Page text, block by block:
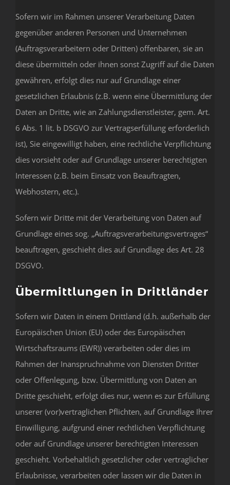
Sofern wir im Rahmen unserer Verarbeitung Daten
gegenüber anderen Personen und Unternehmen
(Auftragsverarbeitern oder Dritten) offenbaren, sie an
diese übermitteln oder ihnen sonst Zugriff auf die Daten
gewähren, erfolgt dies nur auf Grundlage einer
gesetzlichen Erlaubnis (z.B. wenn eine Übermittlung der
Daten an Dritte, wie an Zahlungsdienstleister, gem. Art.
6 Abs. 1 lit. b DSGVO zur Vertragserfüllung erforderlich
ist), Sie eingewilligt haben, eine rechtliche Verpflichtung
dies vorsieht oder auf Grundlage unserer berechtigten
Interessen (z.B. beim Einsatz von Beauftragten,
Webhostern, etc.).
Sofern wir Dritte mit der Verarbeitung von Daten auf
Grundlage eines sog. „Auftragsverarbeitungsvertrages“
beauftragen, geschieht dies auf Grundlage des Art. 28
DSGVO.
Übermittlungen in Drittländer
Sofern wir Daten in einem Drittland (d.h. außerhalb der
Europäischen Union (EU) oder des Europäischen
Wirtschaftsraums (EWR)) verarbeiten oder dies im
Rahmen der Inanspruchnahme von Diensten Dritter
oder Offenlegung, bzw. Übermittlung von Daten an
Dritte geschieht, erfolgt dies nur, wenn es zur Erfüllung
unserer (vor)vertraglichen Pflichten, auf Grundlage Ihrer
Einwilligung, aufgrund einer rechtlichen Verpflichtung
oder auf Grundlage unserer berechtigten Interessen
geschieht. Vorbehaltlich gesetzlicher oder vertraglicher
Erlaubnisse, verarbeiten oder lassen wir die Daten in